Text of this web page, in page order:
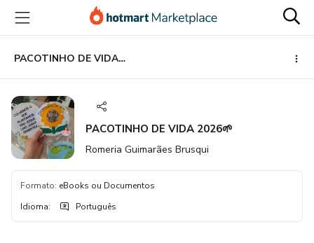
para
conteúdo
principal
para
pagamento
para
rodapé
PACOTINHO DE VIDA 2026🌱
PACOTINHO DE VIDA 2026🌱
Romeria Guimarães Brusqui
Formato: eBooks ou Documentos
Idioma: Português